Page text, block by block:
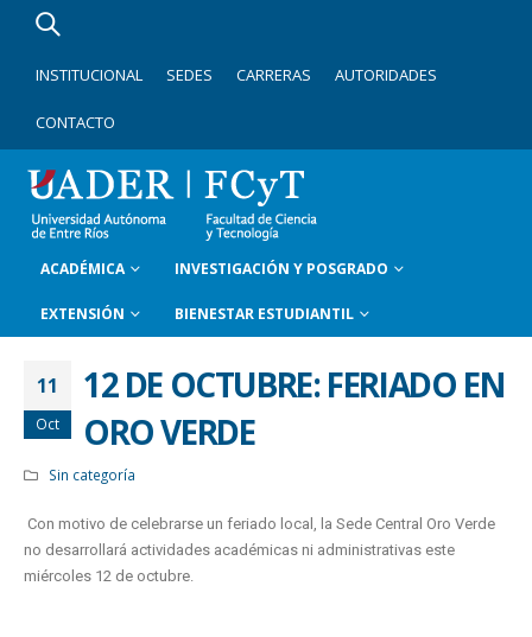
INSTITUCIONAL SEDES CARRERAS AUTORIDADES
CONTACTO
ACADÉMICA INVESTIGACIÓN Y POSGRADO
EXTENSIÓN BIENESTAR ESTUDIANTIL
11
Oct
12 DE OCTUBRE: FERIADO EN
ORO VERDE
Sin categoría
Con motivo de celebrarse un feriado local, la Sede Central Oro Verde
no desarrollará actividades académicas ni administrativas este
miércoles 12 de octubre.